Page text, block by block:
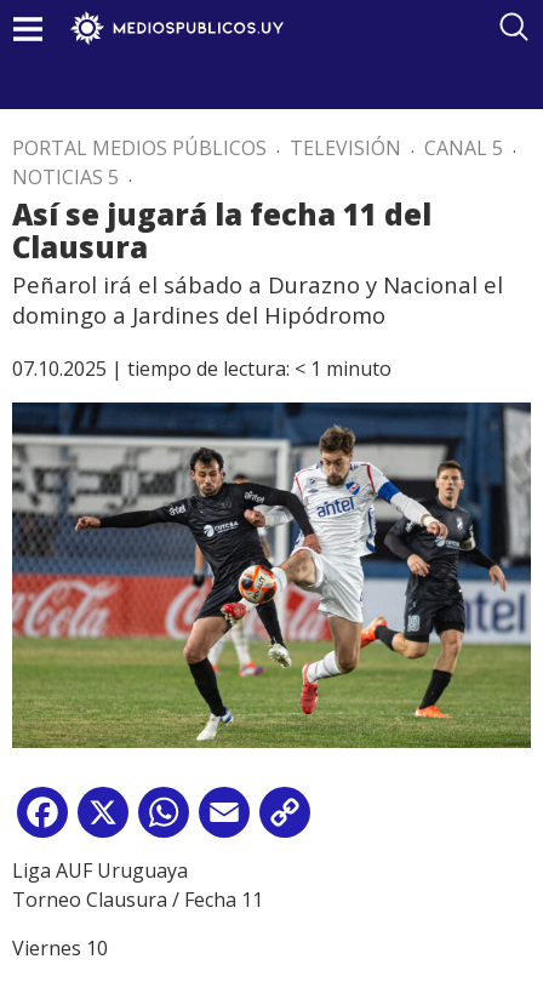
PORTAL MEDIOS PÚBLICOS . TELEVISIÓN . CANAL 5 .
NOTICIAS 5 .
Así se jugará la fecha 11 del
Clausura
Peñarol irá el sábado a Durazno y Nacional el
domingo a Jardines del Hipódromo
07.10.2025 | tiempo de lectura: < 1 minuto
Facebook
X WhatsApp
Email
Liga AUF Uruguaya
Torneo Clausura / Fecha 11
Viernes 10